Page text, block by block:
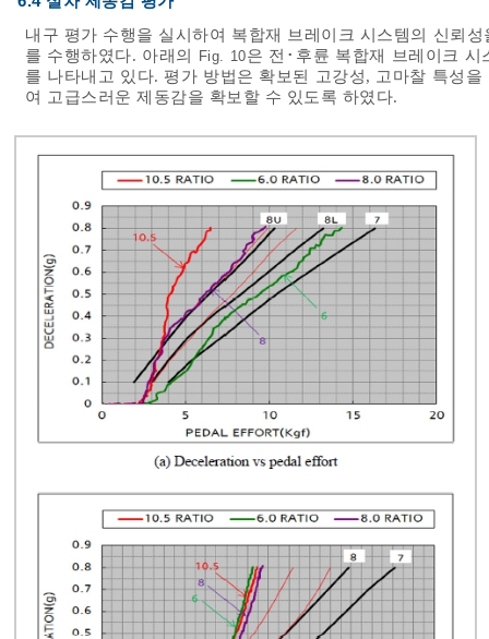
내구 평가 수행을 실시하여 복합재 브레이크 시스템의 신뢰
를 수행하였다. 아래의
Fig. 10은 전･후륜 복합재 브레이크
를 나타내고 있다. 평가 방법은 확보된 고강성, 고마찰 특성
여 고급스러운 제동감을 확보할 수 있도록 하였다.